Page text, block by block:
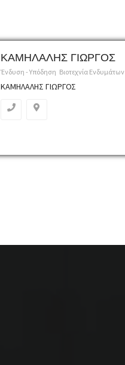
ΚΑΜΗΛΑΛΗΣ ΓΙΩΡΓΟΣ
Ένδυση - Υπόδηση Βιοτεχνία Ενδυμάτων
ΚΑΜΗΛΑΛΗΣ ΓΙΩΡΓΟΣ